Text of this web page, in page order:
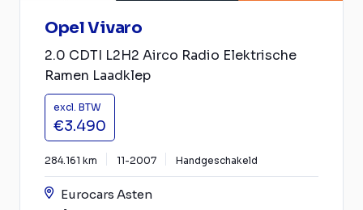
Opel Vivaro
2.0 CDTI L2H2 Airco Radio Elektrische
Ramen Laadklep
excl. BTW
€3.490
284.161 km 11-2007 Handgeschakeld
Eurocars Asten